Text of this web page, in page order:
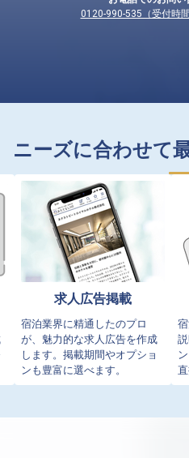
0120-990-535（受付時
ニーズに合わせて
求人広告掲載
宿泊業界に精通したのプロ
が、魅力的な求人広告を作成
します。掲載期間やオプショ
ンも豊富に選べます。